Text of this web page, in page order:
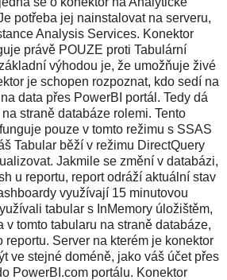
potřeba jej nainstalovat na serveru,
Analysis Services. Konektor
právě POUZE proti Tabulární
výhodou je, že umožňuje živé
je schopen rozpoznat, kdo sedí na
data přes PowerBI portál. Tedy dá
straně databáze rolemi. Tento
pouze v tomto režimu s SSAS
Tabular běží v režimu DirectQuery
Jakmile se změní v databázi,
u reportu, report odráží aktuální stav
využívají 15 minutovou
tabular s InMemory úložištěm,
v tomto tabularu na straně databáze,
reportu. Server na kterém je konektor
ve stejné doméně, jako váš účet přes
PowerBI.com portálu. Konektor